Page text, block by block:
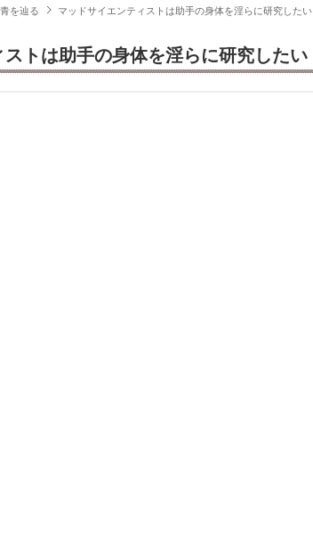
青を辿る マッドサイエンティストは助手の身体を淫らに研究したい
トは助手の身体を淫らに研究したい